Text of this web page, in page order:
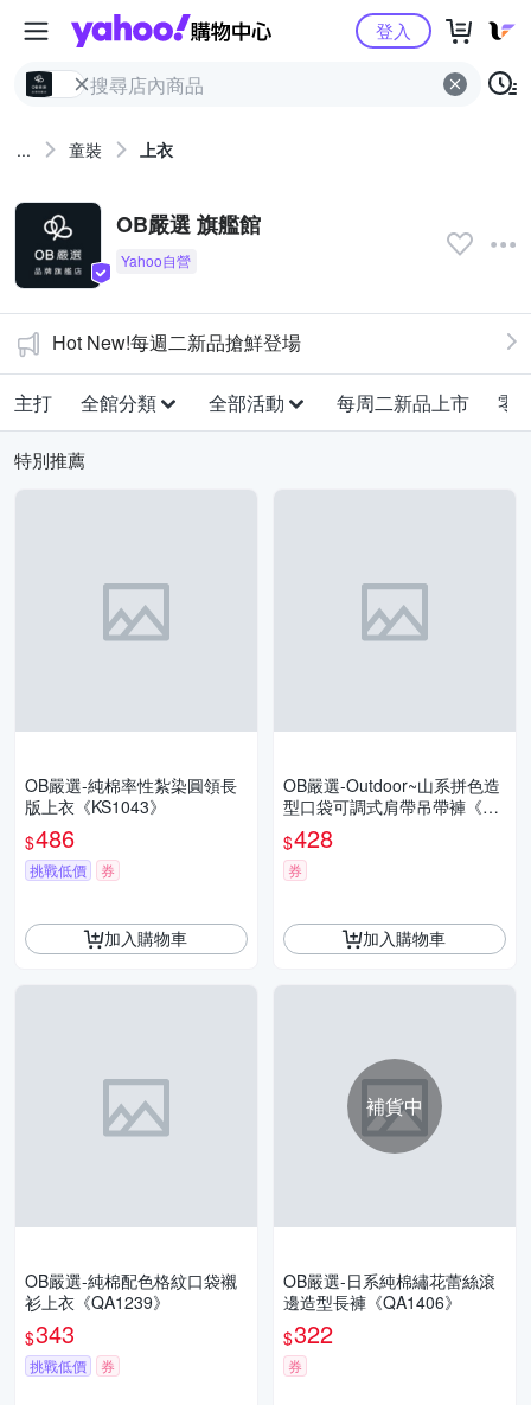
Yahoo購物中心
登入
... 童裝 上衣
OB嚴選 旗艦館
Hot New!每週二新品搶鮮登場
主打 全館分類 全部活動 每周二新品上市 零
特別推薦
OB嚴選-純棉率性紮染圓領長
版上衣《KS1043》
$486
挑戰低價 券
加入購物車
OB嚴選-Outdoor~山系拼色造
型口袋可調式肩帶吊帶褲《QA
1431》
$428
券
加入購物車
OB嚴選-純棉配色格紋口袋襯
衫上衣《QA1239》
$343
挑戰低價 券
補貨中
OB嚴選-日系純棉繡花蕾絲滾
邊造型長褲《QA1406》
$322
券